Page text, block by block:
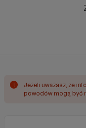
!
Jeżeli uważasz, że
powodów mogą być